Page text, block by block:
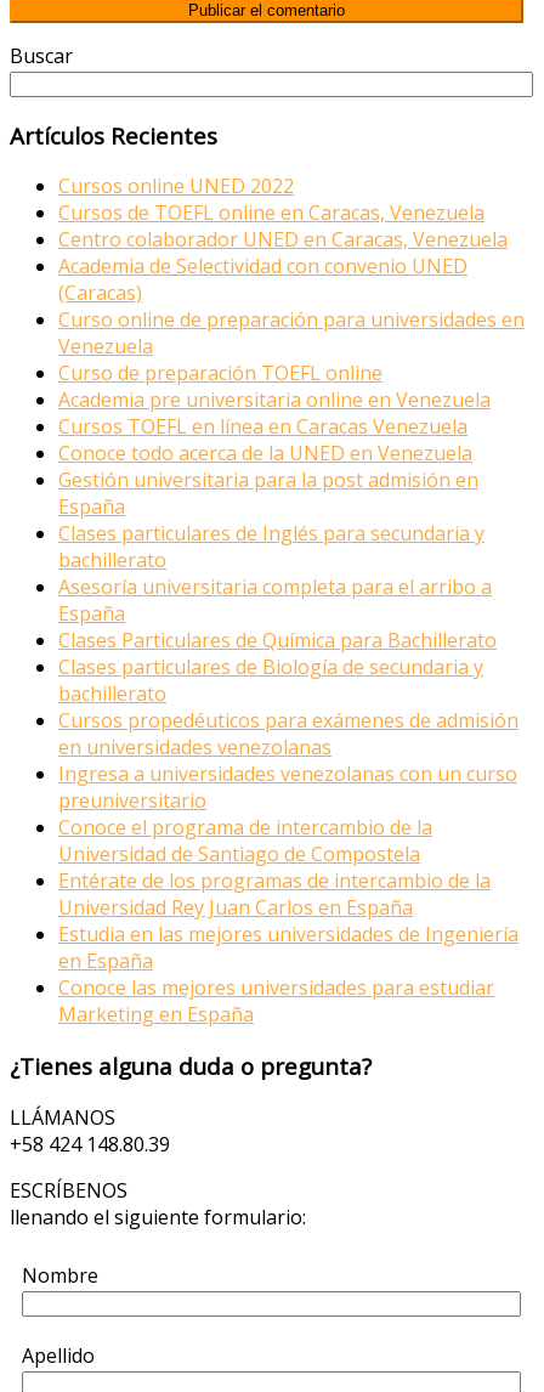
Buscar
Artículos Recientes
Cursos online UNED 2022
Cursos de TOEFL online en Caracas, Venezuela
Centro colaborador UNED en Caracas, Venezuela
Academia de Selectividad con convenio UNED
(Caracas)
Curso online de preparación para universidades en
Venezuela
Curso de preparación TOEFL online
Academia pre universitaria online en Venezuela
Cursos TOEFL en línea en Caracas Venezuela
Conoce todo acerca de la UNED en Venezuela
Gestión universitaria para la post admisión en
España
Clases particulares de Inglés para secundaria y
bachillerato
Asesoría universitaria completa para el arribo a
España
Clases Particulares de Química para Bachillerato
Clases particulares de Biología de secundaria y
bachillerato
Cursos propedéuticos para exámenes de admisión
en universidades venezolanas
Ingresa a universidades venezolanas con un curso
preuniversitario
Conoce el programa de intercambio de la
Universidad de Santiago de Compostela
Entérate de los programas de intercambio de la
Universidad Rey Juan Carlos en España
Estudia en las mejores universidades de Ingeniería
en España
Conoce las mejores universidades para estudiar
Marketing en España
¿Tienes alguna duda o pregunta?
LLÁMANOS
+58 424 148.80.39
ESCRÍBENOS
llenando el siguiente formulario:
Nombre
Apellido